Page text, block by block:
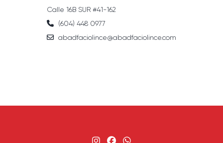
Calle 16B SUR #41-162
(604) 448 0977
abadfaciolince@abadfaciolince.com